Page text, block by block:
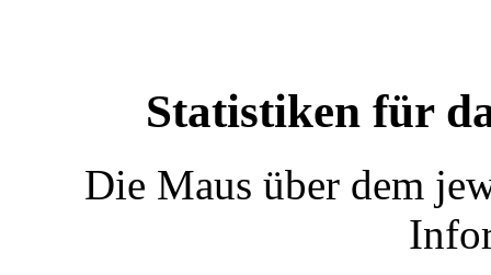
Statistiken für
Die Maus über dem